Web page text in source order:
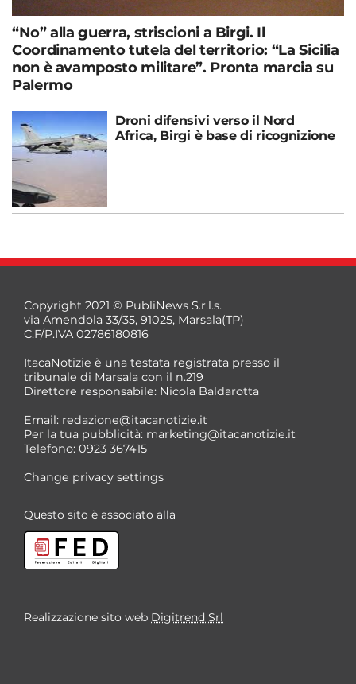
“No” alla guerra, striscioni a Birgi. Il
Coordinamento tutela del territorio: “La Sicilia
non è avamposto militare”. Pronta marcia su
Palermo
Droni difensivi verso il Nord
Africa, Birgi è base di ricognizione
Copyright 2021 © PubliNews S.r.l.s.
via Amendola 33/35, 91025, Marsala(TP)
C.F/P.IVA 02786180816
ItacaNotizie è una testata registrata presso il
tribunale di Marsala con il n.219
Direttore responsabile: Nicola Baldarotta
Email: redazione@itacanotizie.it
Per la tua pubblicità: marketing@itacanotizie.it
Telefono: 0923 367415
Change privacy settings
Questo sito è associato alla
Realizzazione sito web Digitrend Srl